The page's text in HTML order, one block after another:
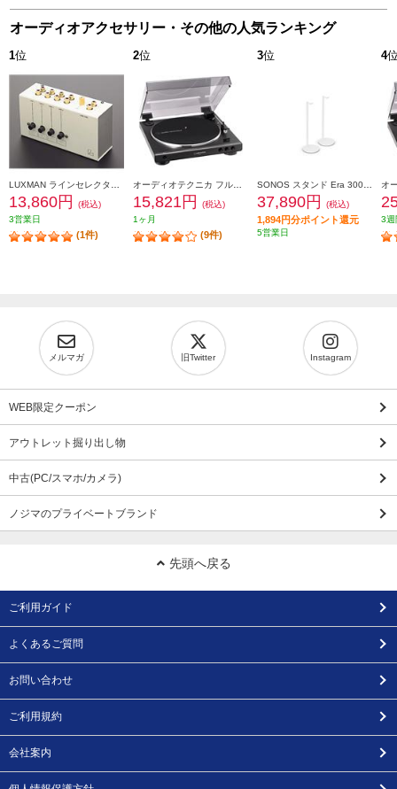
オーディオアクセサリー・その他の人気ランキング
1位
13,860円
(税込)
3営業日
(1件)
2位
15,821円
(税込)
1ヶ月
(9件)
3位
37,890円 (税込)
1,894円分ポイント還元
5営業日
4
3週
メルマガ 旧Twitter Instagram
WEB限定クーポン
アウトレット掘り出し物
中古(PC/スマホ/カメラ)
ノジマのプライベートブランド
先頭へ戻る
ご利用ガイド
よくあるご質問
お問い合わせ
ご利用規約
会社案内